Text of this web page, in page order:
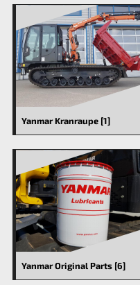
Yanmar Kranraupe [1]
Yanmar Original Parts [6]